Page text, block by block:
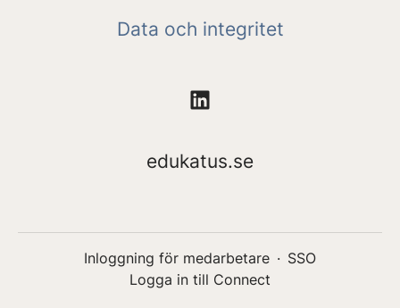
Data och integritet
edukatus.se
Inloggning för medarbetare · SSO
Logga in till Connect